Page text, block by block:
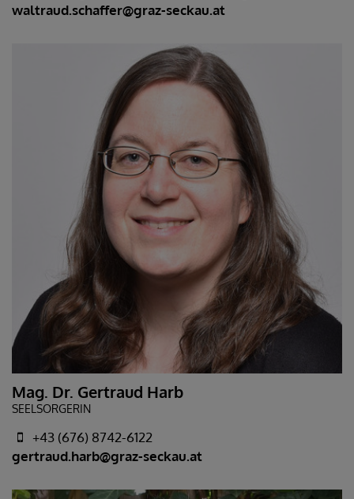
waltraud.schaffer@graz-seckau.at
Mag. Dr. Gertraud Harb
SEELSORGERIN
+43 (676) 8742-6122
gertraud.harb@graz-seckau.at